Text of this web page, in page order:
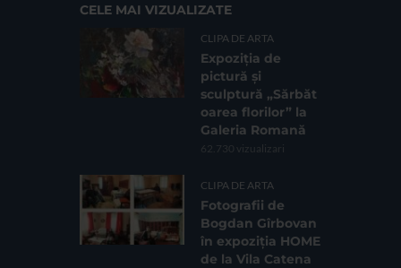
CELE MAI VIZUALIZATE
CLIPA DE ARTA
Expoziția de
pictură și
sculptură „Sărbăt
oarea florilor” la
Galeria Romană
62.730 vizualizari
CLIPA DE ARTA
Fotografii de
Bogdan Gîrbovan
în expoziția HOME
de la Vila Catena